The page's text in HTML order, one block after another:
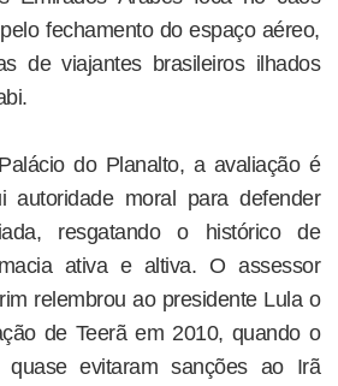
fechamento do espaço aéreo,
de viajantes brasileiros ilhados
do Planalto, a avaliação é
autoridade moral para defender
resgatando o histórico de
ativa e altiva. O assessor
relembrou ao presidente Lula o
de Teerã em 2010, quando o
evitaram sanções ao Irã